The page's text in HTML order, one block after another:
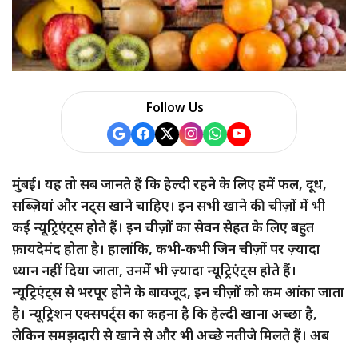
Follow Us
मुंबई। यह तो सब जानते हैं कि हेल्दी रहने के लिए हमें फल, दूध,
सब्ज़ियां और नट्स खाने चाहिए। इन सभी खाने की चीज़ों में भी
कई न्यूट्रिएंट्स होते हैं। इन चीज़ों का सेवन सेहत के लिए बहुत
फ़ायदेमंद होता है। हालांकि, कभी-कभी जिन चीज़ों पर ज़्यादा
ध्यान नहीं दिया जाता, उनमें भी ज़्यादा न्यूट्रिएंट्स होते हैं।
न्यूट्रिएंट्स से भरपूर होने के बावजूद, इन चीज़ों को कम आंका जाता
है। न्यूट्रिशन एक्सपर्ट्स का कहना है कि हेल्दी खाना अच्छा है,
लेकिन समझदारी से खाने से और भी अच्छे नतीजे मिलते हैं। अब